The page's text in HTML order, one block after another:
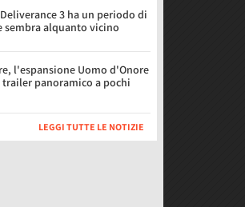
3 ha un periodo di
sembra alquanto vicino
l'espansione Uomo d'Onore
panoramico a pochi
LEGGI TUTTE LE NOTIZIE